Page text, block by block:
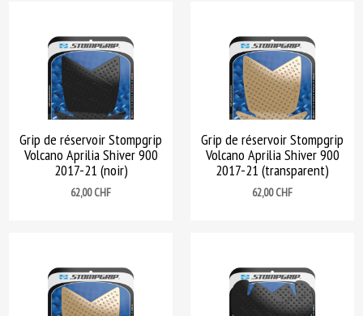
Grip de réservoir Stompgrip
Volcano Aprilia Shiver 900
2017-21 (noir)
Prix
62,00 CHF
Grip de réservoir Stompgrip
Volcano Aprilia Shiver 900
2017-21 (transparent)
Prix
62,00 CHF